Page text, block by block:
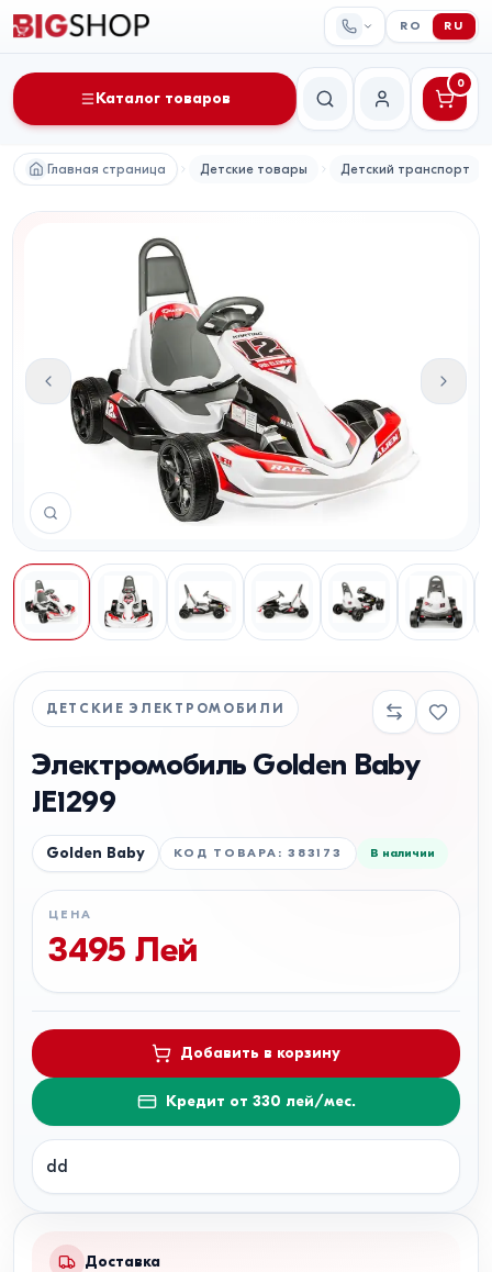
RO RU
Каталог товаров
Поиск Мой аккаунт
0
Главная страница Детские товары Детский транспорт
ДЕТСКИЕ ЭЛЕКТРОМОБИЛИ
Электромобиль Golden Baby
JE1299
Golden Baby КОД ТОВАРА :383173 В наличии
ЦЕНА
3495 Лей
Добавить в корзину
Кредит от 330 лей/мес.
dd
Доставка